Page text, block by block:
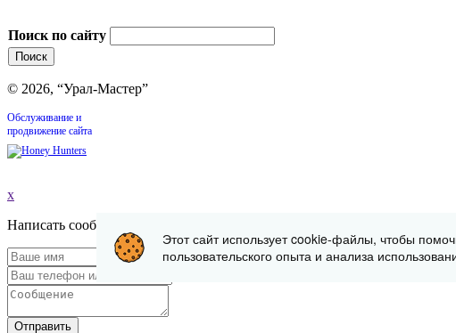
Поиск по сайту
© 2026, “Урал-Мастер”
Обслуживание и
продвижение сайта
x
Написать сообщение
Отправить
Этот сайт использует cookie-файлы, чтобы
пользовательского опыта и анализа